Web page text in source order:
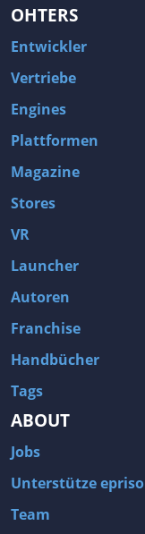
OHTERS
Entwickler
Vertriebe
Engines
Plattformen
Magazine
Stores
VR
Launcher
Autoren
Franchise
Handbücher
Tags
ABOUT
Jobs
Unterstütze
Team